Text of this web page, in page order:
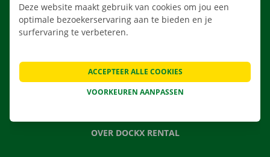
NIEUWS
CADEAUBON
OVER DOCKX RENTAL
Deze website maakt gebruik van cookies om jou een
optimale bezoekerservaring aan te bieden en je
surfervaring te verbeteren.
VOORKEUREN AANPASSEN
ACCEPTEER ALLE COOKIES